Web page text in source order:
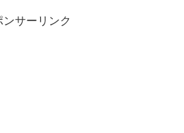
ンサーリンク